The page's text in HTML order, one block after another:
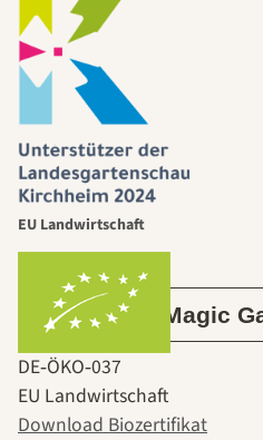
Wege
selbst
Über Magic
EU Landwirtschaft
DE‑ÖKO‑037
EU Landwirtschaft
Download Biozertifikat